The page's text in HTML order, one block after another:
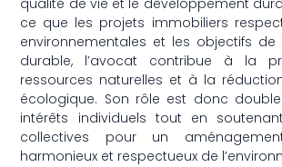
qualité de vie et le développement
ce que les projets immobiliers
environnementales et les objectifs de
durable, l’avocat contribue à la
ressources naturelles et à la
écologique. Son rôle est donc
intérêts individuels tout en
collectives pour un
harmonieux et respectueux de